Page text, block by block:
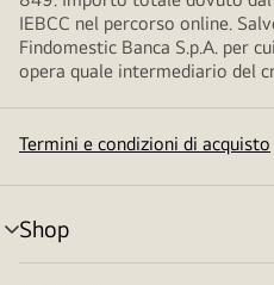
IEBCC nel percorso online.
Findomestic Banca S.p.A. per
opera quale intermediario del
Termini e condizioni di acquisto
Shop
Attivazione
menu